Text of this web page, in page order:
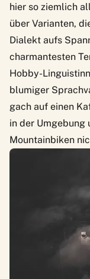
hier so ziemlich
über Varianten,
Dialekt aufs
charmantesten
Hobby-
blumiger
gach auf einen
in der Umgebung
Mountainbiken